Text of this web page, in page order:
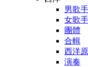
男歌手
女歌手
團體
合輯
西洋
演奏